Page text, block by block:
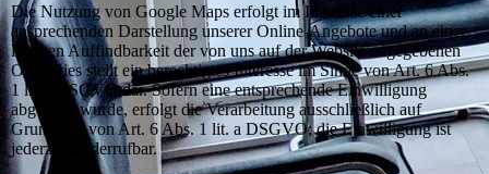
Die Nutzung von Google Maps erfolgt im Interesse einer
ansprechenden Darstellung unserer Online-Angebote und an einer
leichten Auffindbarkeit der von uns auf der Website angegebenen
Orte. Dies stellt ein berechtigtes Interesse im Sinne von Art. 6 Abs.
1 lit. f DSGVO dar. Sofern eine entsprechende Einwilligung
abgefragt wurde, erfolgt die Verarbeitung ausschließlich auf
Grundlage von Art. 6 Abs. 1 lit. a DSGVO; die Einwilligung ist
jederzeit widerrufbar.